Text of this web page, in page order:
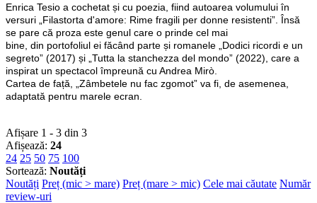
Enrica Tesio a cochetat și cu poezia, fiind autoarea volumului în
versuri „Filastorta d'amore: Rime fragili per donne resistenti”. Însă
se pare că proza este genul care o prinde cel mai
bine, din portofoliul ei făcând parte și romanele „Dodici ricordi e un
segreto” (2017) și „Tutta la stanchezza del mondo” (2022), care a
inspirat un spectacol împreună cu Andrea Mirò.
Cartea de față, „Zâmbetele nu fac zgomot” va fi, de asemenea,
adaptată pentru marele ecran.
Afișare 1 - 3 din 3
Afișează: 24
24 25 50 75 100
Sortează: Noutăți
Noutăți Preț (mic > mare) Preț (mare > mic) Cele mai căutate Număr
review-uri